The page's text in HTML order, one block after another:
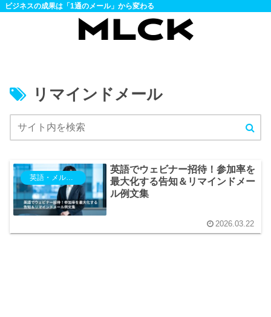
ビジネスの成果は「1通のメール」から変わる
リマインドメール
英語・メルマガ
英語でウェビナー招待！参加率を
最大化する告知＆リマインドメー
ル例文集
2026.03.22